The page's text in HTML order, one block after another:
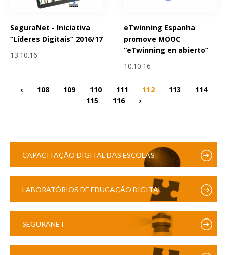
SeguraNet - Iniciativa
“Líderes Digitais” 2016/17
13.10.16
eTwinning Espanha
promove MOOC
“eTwinning en abierto”
10.10.16
‹ 108 109 110 111 112 113
114
115
116 ›
CAPACITAÇÃO DIGITAL DAS ESCOLAS
LABORATÓRIOS DE EDUCAÇÃO DIGITAL
SEGURANET